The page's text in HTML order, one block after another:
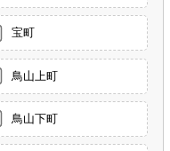
宝町
鳥山上町
鳥山下町